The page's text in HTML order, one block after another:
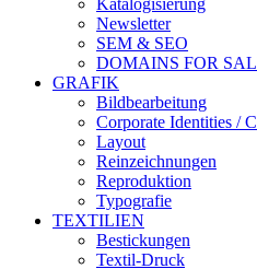
Katalogisierung
Newsletter
SEM & SEO
DOMAINS FOR
GRAFIK
Bildbearbeitung
Corporate Identities /
Layout
Reinzeichnungen
Reproduktion
Typografie
TEXTILIEN
Bestickungen
Textil-Druck